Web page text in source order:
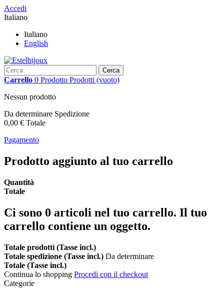
Accedi
Italiano
Italiano
English
Cerca
Carrello 0 Prodotto Prodotti (vuoto)
Nessun prodotto
Da determinare Spedizione
0,00 € Totale
Pagamento
Prodotto aggiunto al tuo carrello
Quantità
Totale
Ci sono 0 articoli nel tuo carrello. Il tuo
carrello contiene un oggetto.
Totale prodotti (Tasse incl.)
Totale spedizione (Tasse incl.) Da determinare
Totale (Tasse incl.)
Continua lo shopping Procedi con il checkout
Categorie